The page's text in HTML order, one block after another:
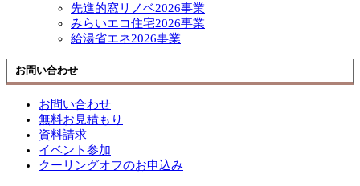
先進的窓リノベ2026事業
みらいエコ住宅2026事業
給湯省エネ2026事業
お問い合わせ
お問い合わせ
無料お見積もり
資料請求
イベント参加
クーリングオフのお申込み